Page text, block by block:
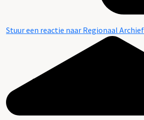
Stuur een reactie naar Regionaal